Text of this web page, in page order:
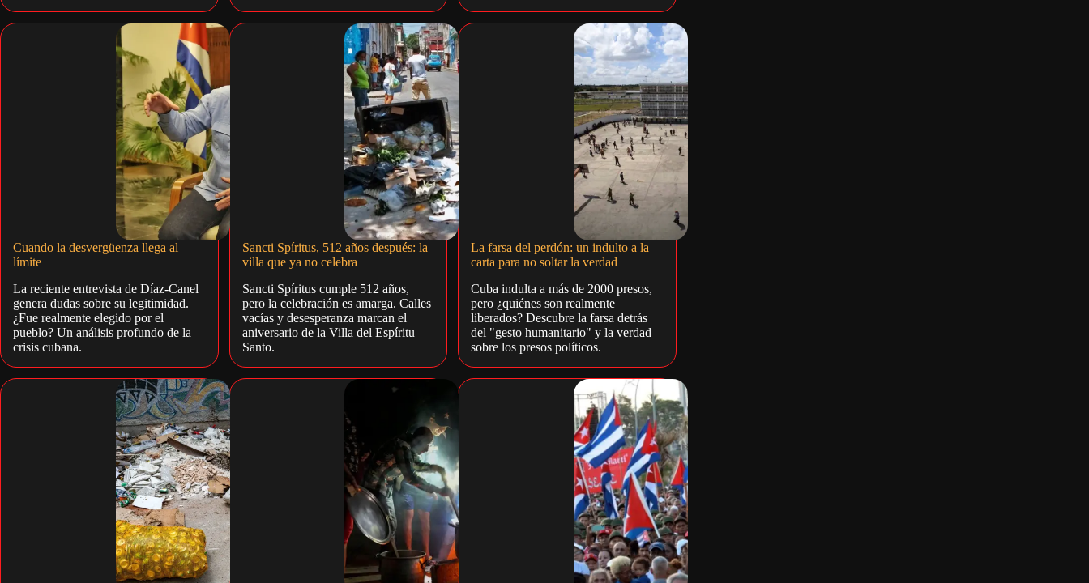
Cuando la desvergüenza llega al
límite
La reciente entrevista de Díaz-Canel
genera dudas sobre su legitimidad.
¿Fue realmente elegido por el
pueblo? Un análisis profundo de la
crisis cubana.
Sancti Spíritus, 512 años después: la
villa que ya no celebra
Sancti Spíritus cumple 512 años,
pero la celebración es amarga. Calles
vacías y desesperanza marcan el
aniversario de la Villa del Espíritu
Santo.
La farsa del perdón: un indulto a la
carta para no soltar la verdad
Cuba indulta a más de 2000 presos,
pero ¿quiénes son realmente
liberados? Descubre la farsa detrás
del "gesto humanitario" y la verdad
sobre los presos políticos.